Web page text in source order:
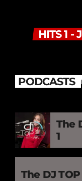
HITS 1 -
PODCASTS
The DJ
1